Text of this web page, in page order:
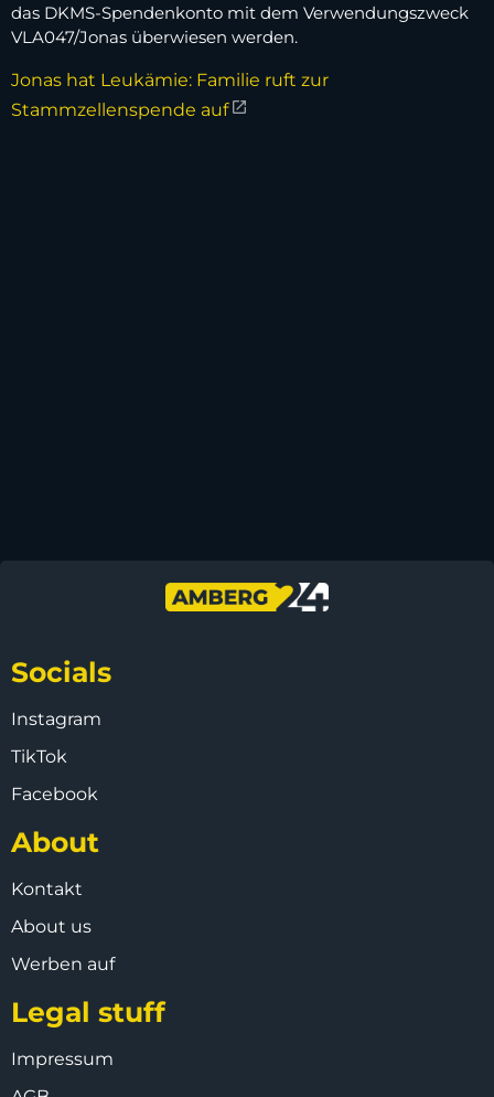
das DKMS-Spendenkonto mit dem Verwendungszweck
VLA047/Jonas überwiesen werden.
Jonas hat Leukämie: Familie ruft zur
Stammzellenspende auf
Socials
Instagram
TikTok
Facebook
About
Kontakt
About us
Werben auf
Legal stuff
Impressum